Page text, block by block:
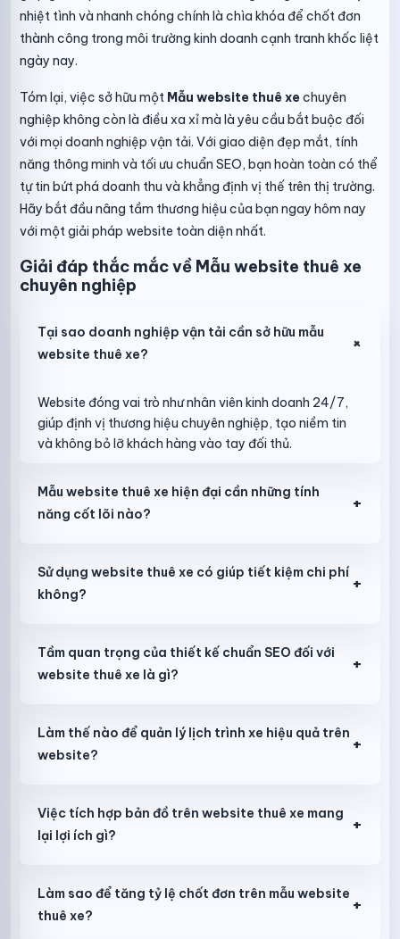
nhiệt tình và nhanh chóng chính là chìa khóa để chốt đơn
thành công trong môi trường kinh doanh cạnh tranh khốc liệt
ngày nay.
Tóm lại, việc sở hữu một Mẫu website thuê xechuyên
nghiệp không còn là điều xa xỉ mà là yêu cầu bắt buộc đối
với mọi doanh nghiệp vận tải. Với giao diện đẹp mắt, tính
năng thông minh và tối ưu chuẩn SEO, bạn hoàn toàn có thể
tự tin bứt phá doanh thu và khẳng định vị thế trên thị trường.
Hãy bắt đầu nâng tầm thương hiệu của bạn ngay hôm nay
với một giải pháp website toàn diện nhất.
Giải đáp thắc mắc về Mẫu website thuê xe
chuyên nghiệp
Tại sao doanh nghiệp vận tải cần sở hữu mẫu
website thuê xe?
+
Website đóng vai trò như nhân viên kinh doanh 24/7,
giúp định vị thương hiệu chuyên nghiệp, tạo niềm tin
và không bỏ lỡ khách hàng vào tay đối thủ.
Mẫu website thuê xe hiện đại cần những tính
năng cốt lõi nào?
+
Sử dụng website thuê xe có giúp tiết kiệm chi phí
không?
+
Tầm quan trọng của thiết kế chuẩn SEO đối với
website thuê xe là gì?
+
Làm thế nào để quản lý lịch trình xe hiệu quả trên
website?
+
Việc tích hợp bản đồ trên website thuê xe mang
lại lợi ích gì?
+
Làm sao để tăng tỷ lệ chốt đơn trên mẫu website
thuê xe?
+